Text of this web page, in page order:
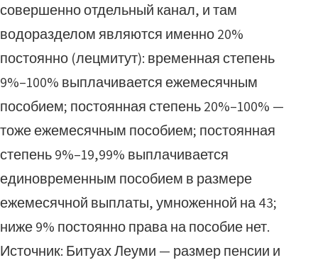
совершенно отдельный канал, и там
водоразделом являются именно 20%
постоянно (лецмитут): временная степень
9%–100% выплачивается ежемесячным
пособием; постоянная степень 20%–100% —
тоже ежемесячным пособием; постоянная
степень 9%–19,99% выплачивается
единовременным пособием в размере
ежемесячной выплаты, умноженной на 43;
ниже 9% постоянно права на пособие нет.
Источник: Битуах Леуми — размер пенсии и